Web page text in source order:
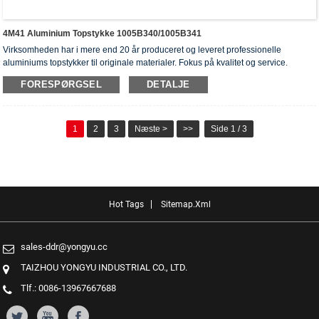
4M41 Aluminium Topstykke 1005B340/1005B341
Virksomheden har i mere end 20 år produceret og leveret professionelle
aluminiums topstykker til originale materialer. Fokus på kvalitet og service.
Topstykkerne har opnået ISO16949-godkendelsescertifikater, "højtforseglet
topstykke", "cylinderhovedernes lange levetid" og fem andre
FORESPØRGSEL DETALJE
1 2 3 Næste > >> Side 1 / 3
Hot Tags Sitemap.xml
sales-ddr@yongyu.cc
TAIZHOU YONGYU INDUSTRIAL CO., LTD.
Tlf.: 0086-13967667688